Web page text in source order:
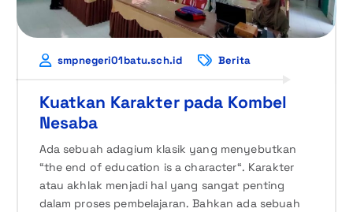
smpnegeri01batu.sch.id Berita
Kuatkan Karakter pada Kombel
Nesaba
Ada sebuah adagium klasik yang menyebutkan
“the end of education is a character“. Karakter
atau akhlak menjadi hal yang sangat penting
dalam proses pembelajaran. Bahkan ada sebuah